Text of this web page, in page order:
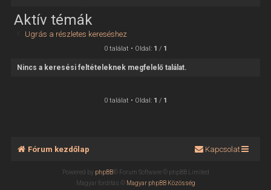
Aktív témák
Ugrás a részletes kereséshez
0 találat • Oldal: 1 / 1
Nincs a keresési feltételeknek megfelelő találat.
0 találat • Oldal: 1 / 1
Fórum kezdőlap Kapcsolat
Powered by phpBB® Forum Software © phpBB Limited
Magyar fordítás ©
Magyar phpBB Közösség